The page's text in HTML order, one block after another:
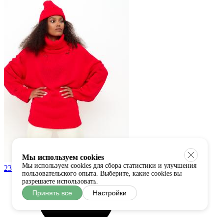
23%
Мы используем cookies
Мы используем cookies для сбора статистики и улучшения
пользовательского опыта. Выберите, какие cookies вы
разрешаете использовать.
Принять все Настройки